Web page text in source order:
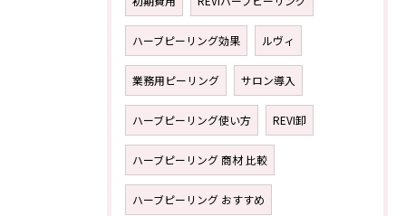
ハーブピーリング効果 ルヴィ
業務用ピーリング サロン導入
ハーブピーリング使い方 REVI卸
ハーブピーリング 商材 比較
ハーブピーリング おすすめ